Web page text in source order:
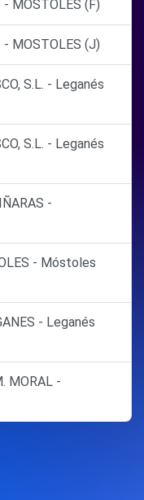
- MOSTOLES (F)
- MOSTOLES (J)
S.L. - Leganés
S.L. - Leganés
-
- Móstoles
- Leganés
MORAL -